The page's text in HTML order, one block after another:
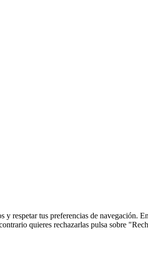
respetar tus preferencias de navegación.
quieres rechazarlas pulsa sobre